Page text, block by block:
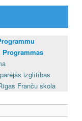
Programmas
izglītības
Franču skola